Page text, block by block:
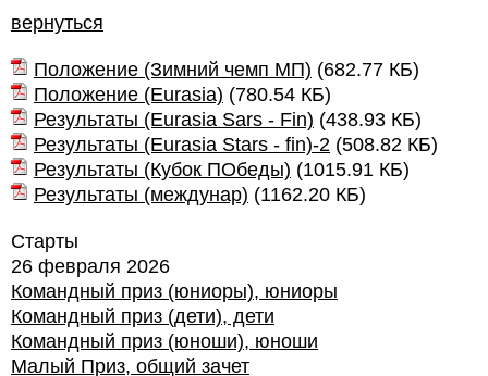
вернуться
Положение (Зимний чемп МП) (682.77 КБ)
Положение (Eurasia) (780.54 КБ)
Результаты (Eurasia Sars - Fin) (438.93 КБ)
Результаты (Eurasia Stars - fin)-2 (508.82 КБ)
Результаты (Кубок ПОбеды) (1015.91 КБ)
Результаты (междунар) (1162.20 КБ)
Старты
26 февраля 2026
Командный приз (юниоры), юниоры
Командный приз (дети), дети
Командный приз (юноши), юноши
Малый Приз, общий зачет